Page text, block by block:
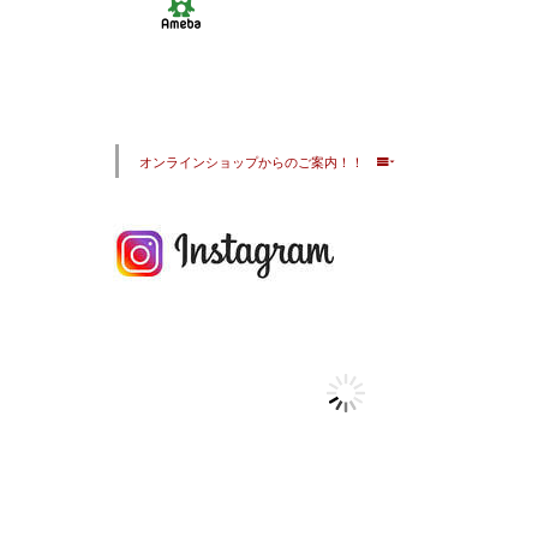
オンラインショップからのご案内！！